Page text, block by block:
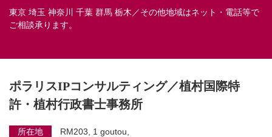
東京 埼玉 神奈川 千葉 群馬 栃木／その他地域はネット・電話等で
ご相談承ります。
ポラリスIPコンサルティング／植村国際特
許・植村行政書士事務所
所在地
RM203, 1 goutou,